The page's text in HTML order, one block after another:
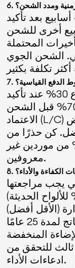
ومدد الشحن؟
يستغرق الإنتاج عادةً من 2 إلى 4 أسابيع بعد تأكيد
3 إلى 6 أسابيع أخرى للشحن
المحتملة
الشحن الجوي
الدفع القياسية؟
تشمل الشروط الشائعة إيداع 30% عند تأكيد
الطلب و70% قبل الشحن (T/T). كما يُقبل خطاب
الاعتماد (L/C) على نطاق واسع. قد تتفاوض
كن حذرًا من
الدفع المسبق 100% من موردين غير
معروفين.
الكفاءة والأداء؟
(الأقل أفضل)
25 عامًا
المنخفضة
للتحقق من
ادعاءات الأداء.